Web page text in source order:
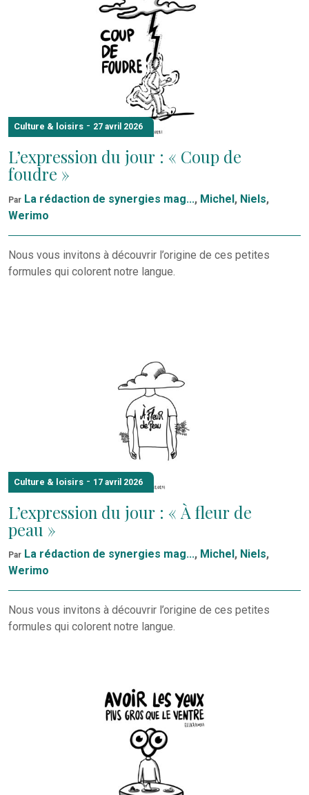
Culture & loisirs - 27 avril 2026
L’expression du jour : « Coup de
foudre »
Par La rédaction de synergies mag..., Michel , Niels,
Werimo
Nous vous invitons à découvrir l’origine de ces petites
formules qui colorent notre langue.
Culture & loisirs - 17 avril 2026
L’expression du jour : « À fleur de
peau »
Par La rédaction de synergies mag..., Michel , Niels,
Werimo
Nous vous invitons à découvrir l’origine de ces petites
formules qui colorent notre langue.